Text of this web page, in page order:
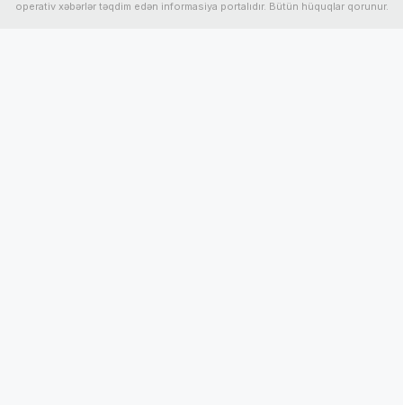
operativ xəbərlər təqdim edən informasiya portalıdır. Bütün hüquqlar qorunur.